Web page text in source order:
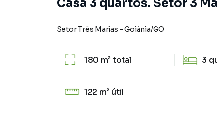
Casa 3 quartos. Setor 3
Setor Três Marias - Goiânia/GO
180 m²total 3
122 m² útil